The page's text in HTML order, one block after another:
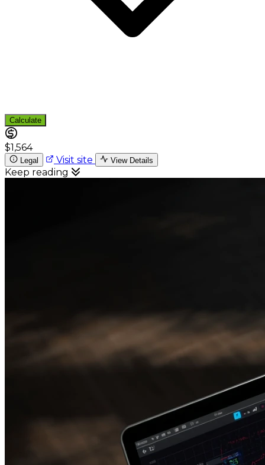
Calculate
$1,564
Legal Visit site View Details
Keep reading